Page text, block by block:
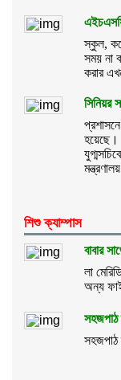
স্কুল,
সময় না
করার
সিনিয়র
হয়েছে।
শিশু ক্যাম্পাস
বাবার
লা
অন্য
সহজপাঠ
সহজপাঠ